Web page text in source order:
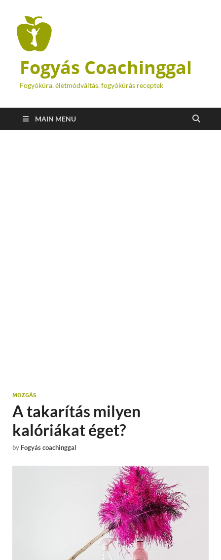
Fogyás Coachinggal
Fogyókúra, életmódváltás, fogyókúrás receptek
MAIN MENU
MOZGÁS
A takarítás milyen
kalóriákat éget?
by Fogyás coachinggal